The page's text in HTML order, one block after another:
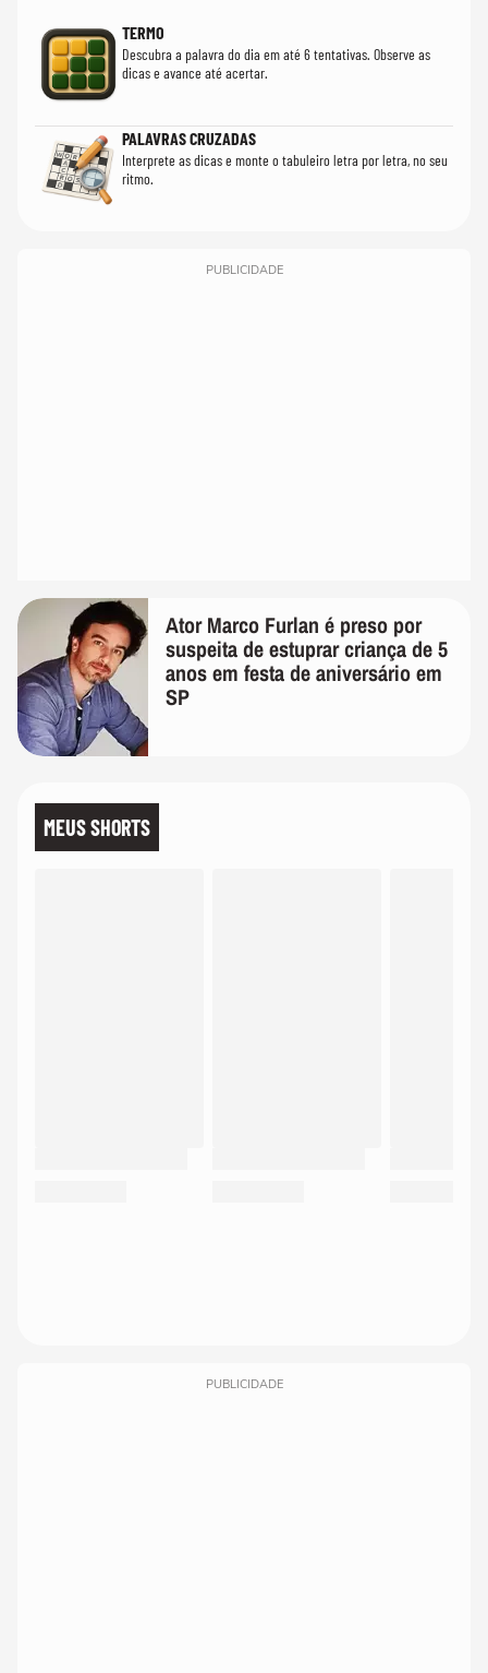
TERMO
Descubra a palavra do dia em até 6 tentativas. Observe as
dicas e avance até acertar.
PALAVRAS CRUZADAS
Interprete as dicas e monte o tabuleiro letra por letra, no seu
ritmo.
PUBLICIDADE
Ator Marco Furlan é preso por
suspeita de estuprar criança de 5
anos em festa de aniversário em
SP
MEUS SHORTS
PUBLICIDADE